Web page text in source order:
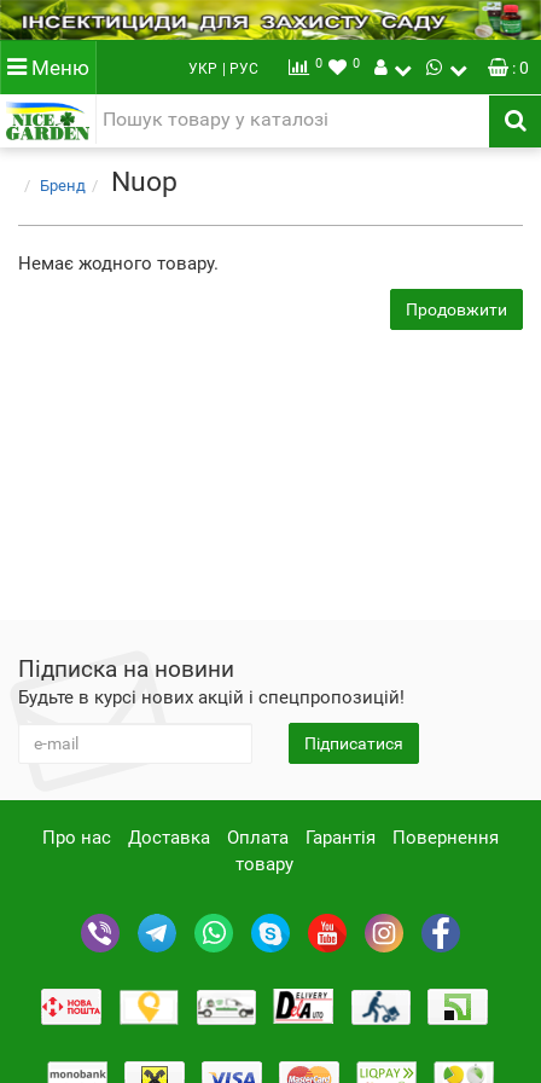
Меню УКР | РУС 0 0 : 0
Бренд Nuop
Немає жодного товару.
Продовжити
Підписка на новини
Будьте в курсі нових акцій і спецпропозицій!
Підписатися
Про нас Доставка Оплата Гарантія
Повернення
товару